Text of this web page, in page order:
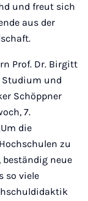
und freut sich
aus der
Prof. Dr. Birgitt
Studium und
Schöppner
7.
die
zu
beständig neue
so viele